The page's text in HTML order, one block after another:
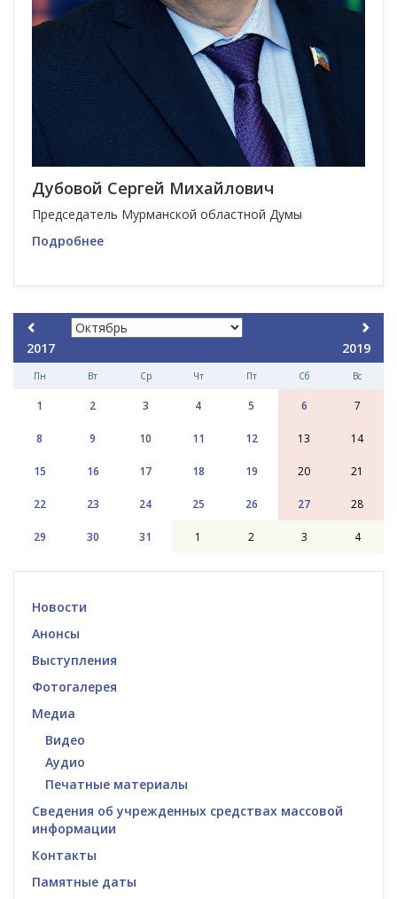
Дубовой Сергей Михайлович
Председатель Мурманской областной Думы
Подробнее
2017 2019
Пн Вт Ср Чт Пт Сб Вс
1 2 3 4 5 6 7
8 9 10 11 12 13 14
15 16 17 18 19 20 21
22 23 24 25 26 27 28
29 30 31 1 2 3 4
Новости
Анонсы
Выступления
Фотогалерея
Медиа
Видео
Аудио
Печатные материалы
Сведения об учрежденных средствах массовой
информации
Контакты
Памятные даты